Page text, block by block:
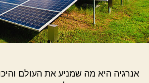
אנרגיה היא מה שמניע את העולם